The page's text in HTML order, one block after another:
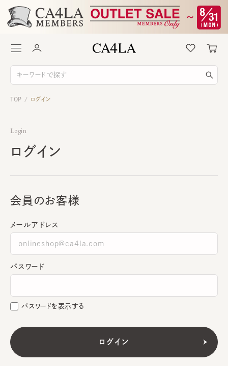
TOP / ログイン
Login
ログイン
会員のお客様
メールアドレス
パスワード
パスワードを表示する